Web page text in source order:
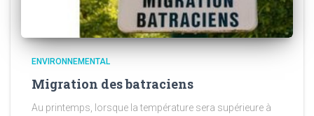
ENVIRONNEMENTAL
Migration des batraciens
Au printemps, lorsque la température sera supérieure à